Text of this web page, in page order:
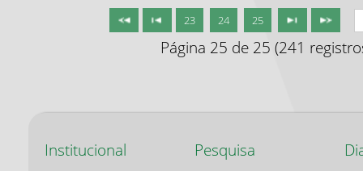
23 24 25
Página 25 de 25 (241
Institucional Pesquisa